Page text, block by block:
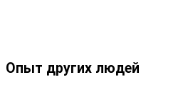
Опыт других людей